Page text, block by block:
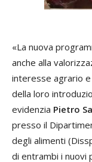
«La nuova
anche alla
interesse agrario
della loro
evidenzia Pietro
presso il
degli alimenti
di entrambi i nuovi